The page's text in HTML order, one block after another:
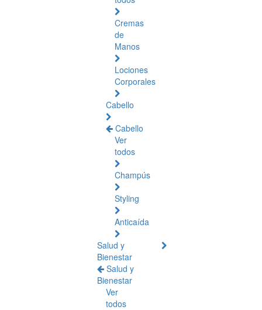
Cremas
de
Manos
Lociones
Corporales
Cabello
Cabello
Ver
todos
Champús
Styling
Anticaída
Salud y
Bienestar
Salud y
Bienestar
Ver
todos